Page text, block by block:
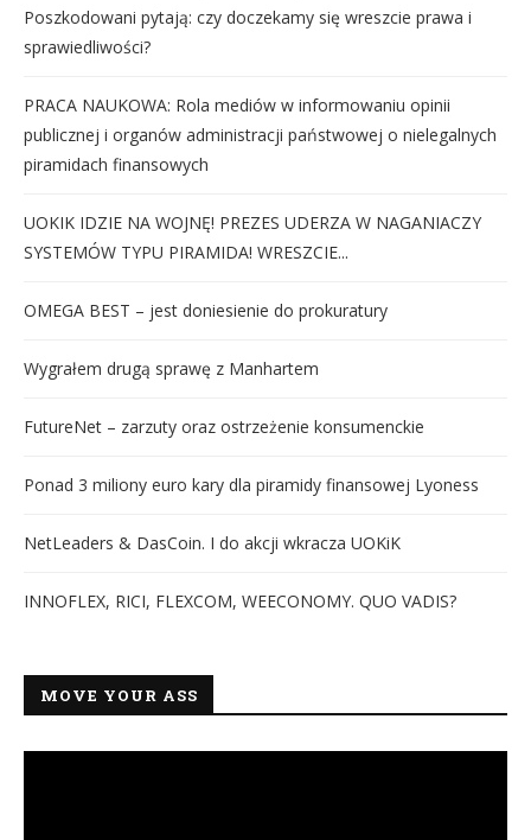
Poszkodowani pytają: czy doczekamy się wreszcie prawa i
sprawiedliwości?
PRACA NAUKOWA: Rola mediów w informowaniu opinii
publicznej i organów administracji państwowej o nielegalnych
piramidach finansowych
UOKIK IDZIE NA WOJNĘ! PREZES UDERZA W NAGANIACZY
SYSTEMÓW TYPU PIRAMIDA! WRESZCIE...
OMEGA BEST – jest doniesienie do prokuratury
Wygrałem drugą sprawę z Manhartem
FutureNet – zarzuty oraz ostrzeżenie konsumenckie
Ponad 3 miliony euro kary dla piramidy finansowej Lyoness
NetLeaders & DasCoin. I do akcji wkracza UOKiK
INNOFLEX, RICI, FLEXCOM, WEECONOMY. QUO VADIS?
MOVE YOUR ASS